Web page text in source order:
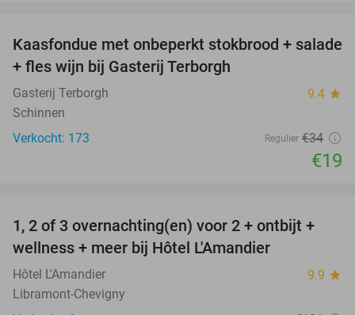
44%
Kaasfondue met onbeperkt stokbrood + salade
+ fles wijn bij Gasterij Terborgh
Gasterij Terborgh 9.4 star
Schinnen
Verkocht: 173
Regulier €34
€19
32%
TODAY
1, 2 of 3 overnachting(en) voor 2 + ontbijt +
wellness + meer bij Hôtel L'Amandier
Hôtel L'Amandier 9.9 star
Libramont-Chevigny